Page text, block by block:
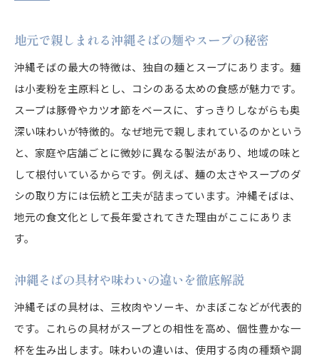
地元で親しまれる沖縄そばの麺やスープの秘密
沖縄そばの最大の特徴は、独自の麺とスープにあります。麺
は小麦粉を主原料とし、コシのある太めの食感が魅力です。
スープは豚骨やカツオ節をベースに、すっきりしながらも奥
深い味わいが特徴的。なぜ地元で親しまれているのかという
と、家庭や店舗ごとに微妙に異なる製法があり、地域の味と
して根付いているからです。例えば、麺の太さやスープのダ
シの取り方には伝統と工夫が詰まっています。沖縄そばは、
地元の食文化として長年愛されてきた理由がここにありま
す。
沖縄そばの具材や味わいの違いを徹底解説
沖縄そばの具材は、三枚肉やソーキ、かまぼこなどが代表的
です。これらの具材がスープとの相性を高め、個性豊かな一
杯を生み出します。味わいの違いは、使用する肉の種類や調